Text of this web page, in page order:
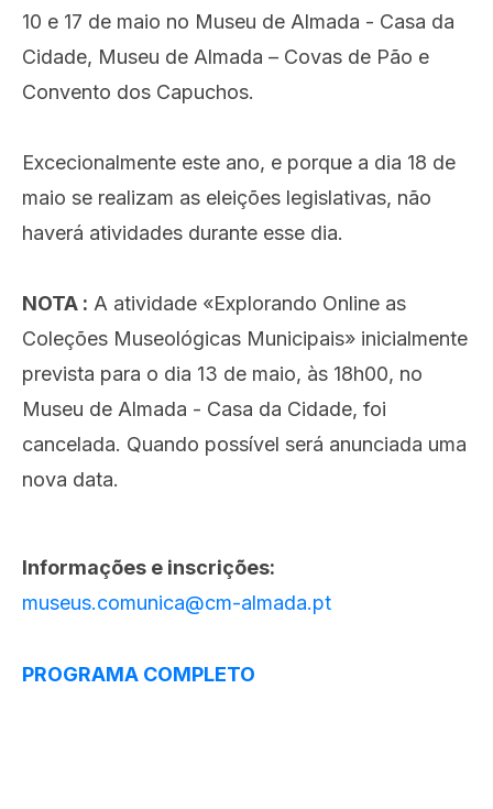
10 e 17 de maio no Museu de Almada - Casa da
Cidade, Museu de Almada – Covas de Pão e
Convento dos Capuchos.
Excecionalmente este ano, e porque a dia 18 de
maio se realizam as eleições legislativas, não
haverá atividades durante esse dia.
NOTA : A atividade «Explorando Online as
Coleções Museológicas Municipais» inicialmente
prevista para o dia 13 de maio, às 18h00, no
Museu de Almada - Casa da Cidade, foi
cancelada. Quando possível será anunciada uma
nova data.
Informações e inscrições:
museus.comunica@cm-almada.pt
PROGRAMA COMPLETO